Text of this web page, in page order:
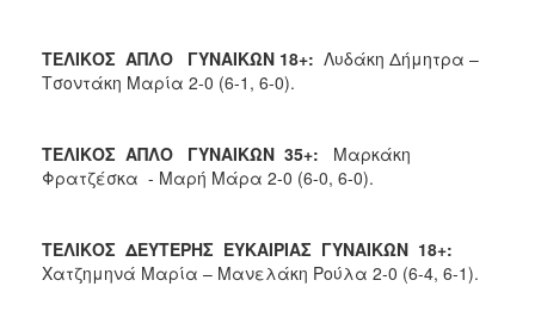
ΤΕΛΙΚΟΣ ΑΠΛΟ ΓΥΝΑΙΚΩΝ 18+: Λυδάκη Δήμητρα –
Τσοντάκη Μαρία 2-0 (6-1, 6-0).
ΤΕΛΙΚΟΣ ΑΠΛΟ ΓΥΝΑΙΚΩΝ 35+:
Μαρκάκη
Φρατζέσκα - Μαρή Μάρα 2-0 (6-0, 6-0).
ΤΕΛΙΚΟΣ ΔΕΥΤΕΡΗΣ ΕΥΚΑΙΡΙΑΣ ΓΥΝΑΙΚΩΝ 18+:
Χατζημηνά Μαρία – Μανελάκη Ρούλα 2-0 (6-4, 6-1).